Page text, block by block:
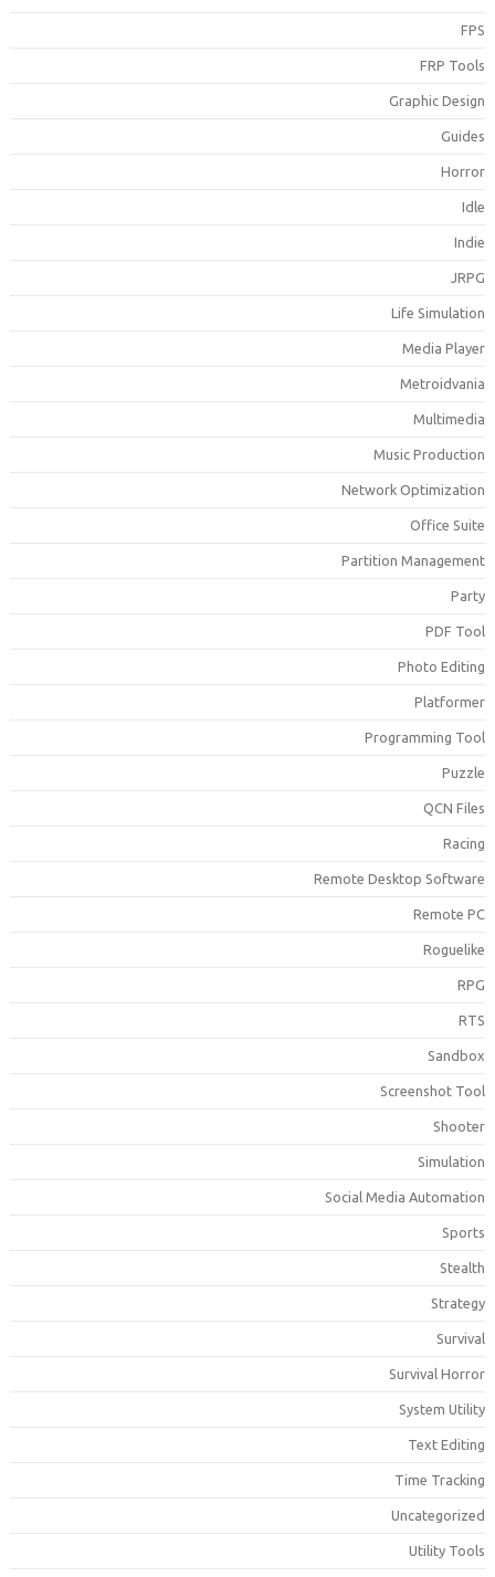
FRP
Graphic
Life
Media
Music
Network
Office
Partition
PDF
Photo
Programming
QCN
Remote Desktop
Remote
Screenshot
Social Media
Survival
System
Text
Time
Utility